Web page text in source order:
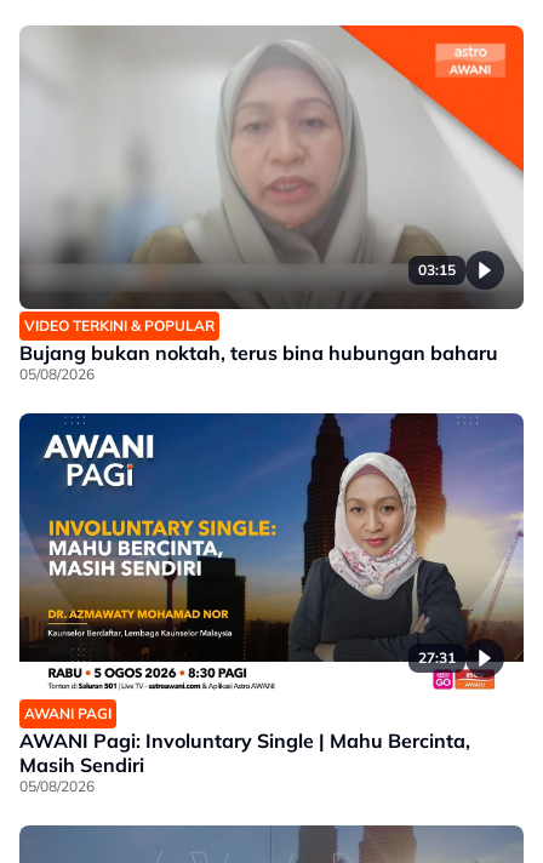
03:15
VIDEO TERKINI & POPULAR
Bujang bukan noktah, terus bina hubungan baharu
05/08/2026
27:31
AWANI PAGI
AWANI Pagi: Involuntary Single | Mahu Bercinta,
Masih Sendiri
05/08/2026